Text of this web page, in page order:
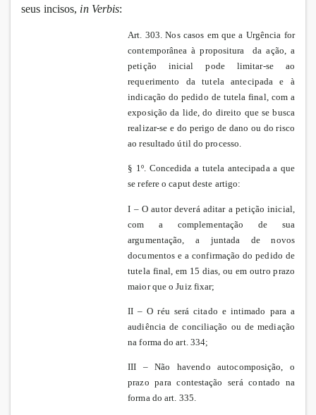
seus incisos, in Verbis:
Art. 303. Nos casos em que a Urgência for
contemporânea à propositura da ação, a
petição inicial pode limitar-se ao
requerimento da tutela antecipada e à
indicação do pedido de tutela final, com a
exposição da lide, do direito que se busca
realizar-se e do perigo de dano ou do risco
ao resultado útil do processo.
§ 1º. Concedida a tutela antecipada a que
se refere o caput deste artigo:
I – O autor deverá aditar a petição inicial,
com a complementação de sua
argumentação, a juntada de novos
documentos e a confirmação do pedido de
tutela final, em 15 dias, ou em outro prazo
maior que o Juiz fixar;
II – O réu será citado e intimado para a
audiência de conciliação ou de mediação
na forma do art. 334;
III – Não havendo autocomposição, o
prazo para contestação será contado na
forma do art. 335.